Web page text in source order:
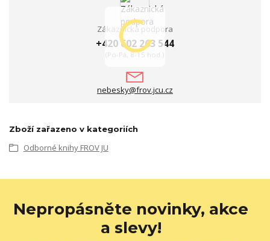
Zákaznická podpora
+420 602 263 544
(Po-Pá, 8-15 hod.)
nebesky@frov.jcu.cz
Zboží zařazeno v kategoriích
Odborné knihy FROV JU
Nepropásněte novinky, akce
a slevy!